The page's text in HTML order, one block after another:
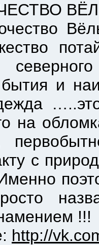
Вёльвы -
бытия и
на
с
!!!
http://